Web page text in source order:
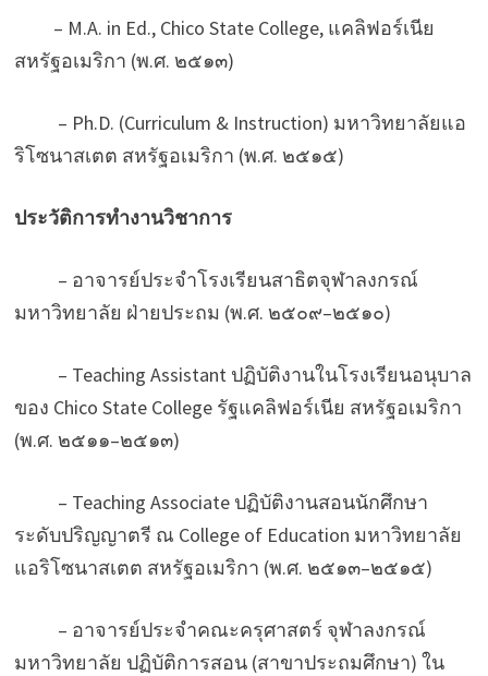
– M.A. in Ed., Chico State College, แคลิฟอร์เนีย
สหรัฐอเมริกา (พ.ศ. ๒๕๑๓)
– Ph.D. (Curriculum & Instruction) มหาวิทยาลัยแอ
ริโซนาสเตต สหรัฐอเมริกา (พ.ศ. ๒๕๑๕)
ประวัติการทำงานวิชาการ
– อาจารย์ประจำโรงเรียนสาธิตจุฬาลงกรณ์
มหาวิทยาลัย ฝ่ายประถม (พ.ศ. ๒๕๐๙–๒๕๑๐)
– Teaching Assistant ปฏิบัติงานในโรงเรียนอนุบาล
ของ Chico State College รัฐแคลิฟอร์เนีย สหรัฐอเมริกา
(พ.ศ. ๒๕๑๑–๒๕๑๓)
– Teaching Associate ปฏิบัติงานสอนนักศึกษา
ระดับปริญญาตรี ณ College of Education มหาวิทยาลัย
แอริโซนาสเตต สหรัฐอเมริกา (พ.ศ. ๒๕๑๓–๒๕๑๕)
– อาจารย์ประจำคณะครุศาสตร์ จุฬาลงกรณ์
มหาวิทยาลัย ปฏิบัติการสอน (สาขาประถมศึกษา) ใน